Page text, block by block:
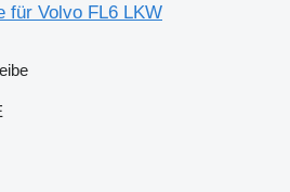
für Volvo FL6 LKW